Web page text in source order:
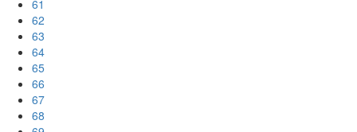
61
62
63
64
65
66
67
68